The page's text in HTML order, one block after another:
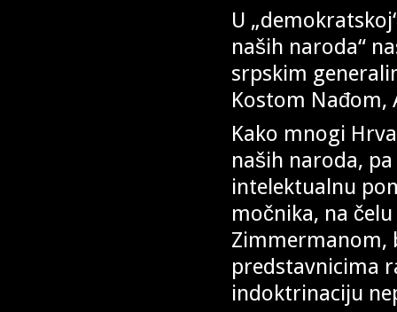
U
naših naroda“
srpskim
Kostom Nađom,
Kako mnogi
naših naroda,
intelektualnu
močnika, na
Zimmermanom,
predstavnicima
indoktrinaciju